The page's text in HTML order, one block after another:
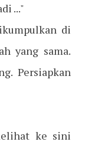
..."
di
yang sama.
Persiapkan
ke sini